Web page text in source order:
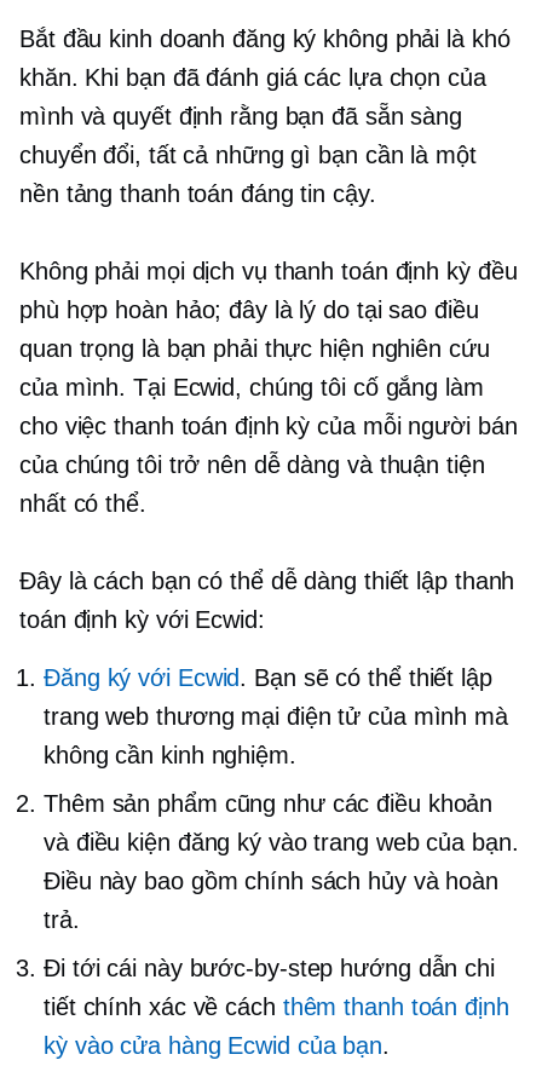
Bắt đầu kinh doanh đăng ký không phải là khó
khăn. Khi bạn đã đánh giá các lựa chọn của
mình và quyết định rằng bạn đã sẵn sàng
chuyển đổi, tất cả những gì bạn cần là một
nền tảng thanh toán đáng tin cậy.
Không phải mọi dịch vụ thanh toán định kỳ đều
phù hợp hoàn hảo; đây là lý do tại sao điều
quan trọng là bạn phải thực hiện nghiên cứu
của mình. Tại Ecwid, chúng tôi cố gắng làm
cho việc thanh toán định kỳ của mỗi người bán
của chúng tôi trở nên dễ dàng và thuận tiện
nhất có thể.
Đây là cách bạn có thể dễ dàng thiết lập thanh
toán định kỳ với Ecwid:
Đăng ký với Ecwid. Bạn sẽ có thể thiết lập
trang web thương mại điện tử của mình mà
không cần kinh nghiệm.
Thêm sản phẩm cũng như các điều khoản
và điều kiện đăng ký vào trang web của bạn.
Điều này bao gồm chính sách hủy và hoàn
trả.
Đi tới cái này bước-by-step hướng dẫn chi
tiết chính xác về cách thêm thanh toán định
kỳ vào cửa hàng Ecwid của bạn.